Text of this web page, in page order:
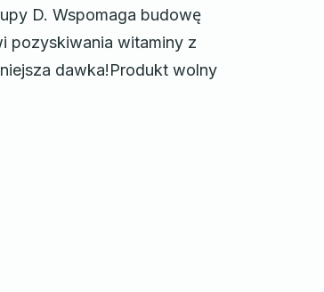
D. Wspomaga budowę
pozyskiwania witaminy z
dawka!Produkt wolny